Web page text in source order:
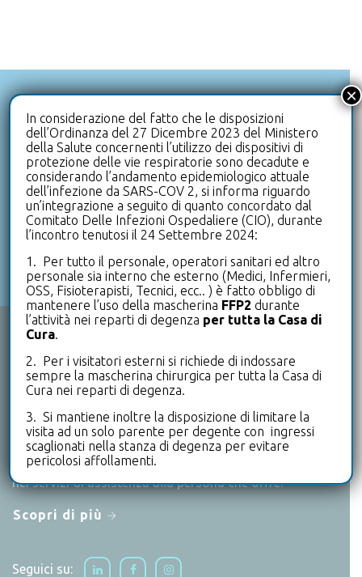
+39 0332 992111
HAI DOMANDE? CHIAMACI
info@clinicaleterrazze.com
HAI BISOGNO DI SUPPORTO? SCRIVICI
+39 0332 992500
UFFICIO PRENOTAZIONI
Le Terrazze è un punto di riferimento a livello nazionale
per tutto ciò che riguarda la riabilitazione in degenza e
ambulatoriale.
Un primato di eccellenza che si ritrova anche
nell’offerta poliambulatoriale, di medicina dello sport e
nei servizi di assistenza alla persona che offre.
Scopri di più
Seguici su:
In considerazione del fatto che le disposizioni
dell’Ordinanza del 27 Dicembre 2023 del Ministero
della Salute concernenti l’utilizzo dei dispositivi di
protezione delle vie respiratorie sono decadute e
considerando l’andamento epidemiologico attuale
dell’infezione da SARS-COV 2, si informa riguardo
un’integrazione a seguito di quanto concordato dal
Comitato Delle Infezioni Ospedaliere (CIO), durante
l’incontro tenutosi il 24 Settembre 2024:
1. Per tutto il personale, operatori sanitari ed altro
personale sia interno che esterno (Medici, Infermieri,
OSS, Fisioterapisti, Tecnici, ecc.. ) è fatto obbligo di
mantenere l’uso della mascherina FFP2 durante
l’attività nei reparti di degenza per tutta la Casa di
Cura.
2. Per i visitatori esterni si richiede di indossare
sempre la mascherina chirurgica per tutta la Casa di
Cura nei reparti di degenza.
3. Si mantiene inoltre la disposizione di limitare la
visita ad un solo parente per degente con ingressi
scaglionati nella stanza di degenza per evitare
pericolosi affollamenti.
×